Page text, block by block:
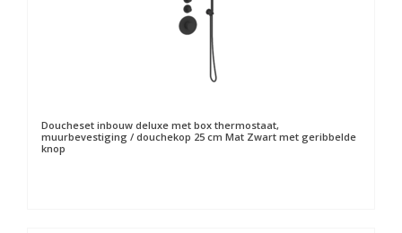
Doucheset inbouw deluxe met box thermostaat,
muurbevestiging / douchekop 25 cm Mat Zwart met geribbelde
knop